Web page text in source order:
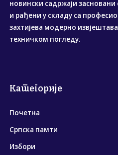
новински садржаји
и рађени у складу са
захтијева модерно
техничком погледу.
Категорије
Почетна
Српска памти
Избори